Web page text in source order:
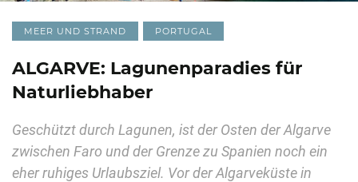
MEER UND STRAND PORTUGAL
ALGARVE: Lagunenparadies für
Naturliebhaber
Geschützt durch Lagunen, ist der Osten der Algarve
zwischen Faro und der Grenze zu Spanien noch ein
eher ruhiges Urlaubsziel. Vor der Algarveküste in